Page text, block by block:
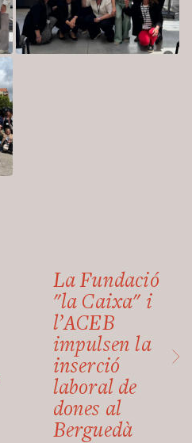
La Fundació
"la Caixa" i
l’ACEB
impulsen la
inserció
laboral de
dones al
Berguedà